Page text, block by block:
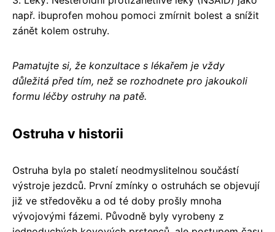
např. ibuprofen mohou pomoci zmírnit bolest a snížit
zánět kolem ostruhy.
Pamatujte si, že konzultace s lékařem je vždy
důležitá před tím, než se rozhodnete pro jakoukoli
formu léčby ostruhy na patě.
Ostruha v historii
Ostruha byla po staletí neodmyslitelnou součástí
výstroje jezdců. První zmínky o ostruhách se objevují
již ve středověku a od té doby prošly mnoha
vývojovými fázemi. Původně byly vyrobeny z